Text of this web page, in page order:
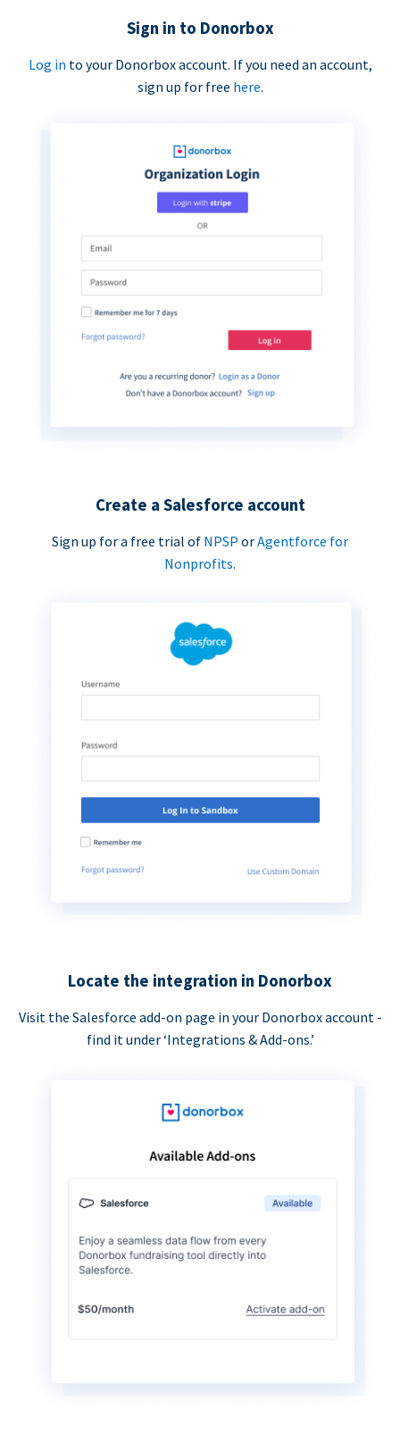
Sign in to Donorbox
Log in to your Donorbox account. If you need an account,
sign up for free here.
Create a Salesforce account
Sign up for a free trial of NPSP orAgentforce for
Nonprofits.
Locate the integration in Donorbox
Visit the Salesforce add-on page in your Donorbox account -
find it under ‘Integrations & Add-ons.’